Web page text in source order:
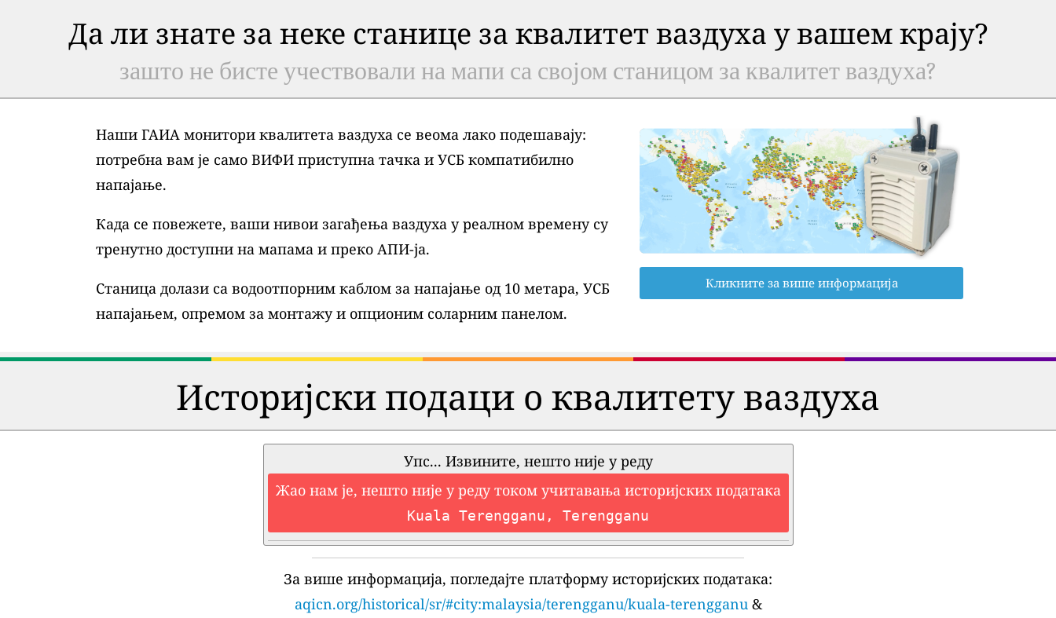
Да ли знате за неке станице за квалитет ваздуха у вашем крају?
зашто не бисте учествовали на мапи са својом станицом за квалитет ваздуха?
Наши ГАИА монитори квалитета ваздуха се веома лако подешавају:
потребна вам је само ВИФИ приступна тачка и УСБ компатибилно
напајање.
Када се повежете, ваши нивои загађења ваздуха у реалном времену су
тренутно доступни на мапама и преко АПИ-ја.
Станица долази са водоотпорним каблом за напајање од 10 метара, УСБ
напајањем, опремом за монтажу и опционим соларним панелом.
Кликните за више информација
Историјски подаци о квалитету ваздуха
Упс... Извините, нешто није у реду
Жао нам је, нешто није у реду током учитавања историјских података
Kuala Terengganu, Terengganu
За више информација, погледајте платформу историјских података:
aqicn.org/historical/sr/#city:malaysia/terengganu/kuala-terengganu&